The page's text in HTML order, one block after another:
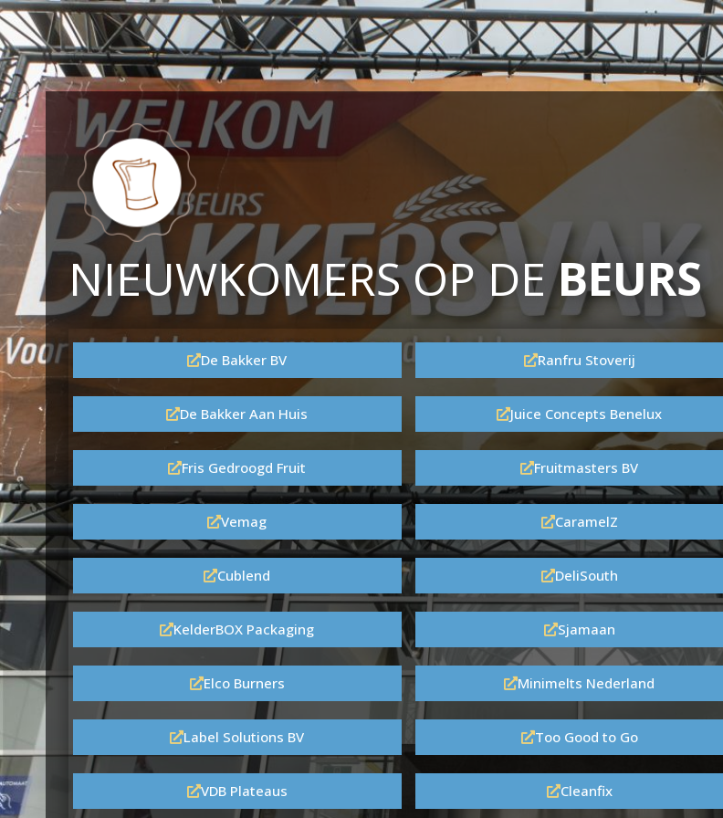
NIEUWKOMERS OP DEBEURS
De Bakker BV
De Bakker Aan Huis
Fris Gedroogd Fruit
Vemag
Cublend
KelderBOX Packaging
Elco Burners
Label Solutions BV
VDB Plateaus
Ranfru Stoverij
Juice Concepts Benelux
Fruitmasters BV
CaramelZ
DeliSouth
Sjamaan
Minimelts Nederland
Too Good to Go
Cleanfix